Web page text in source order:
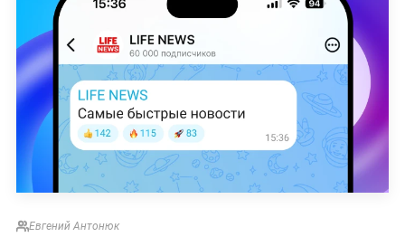
Евгений Антонюк